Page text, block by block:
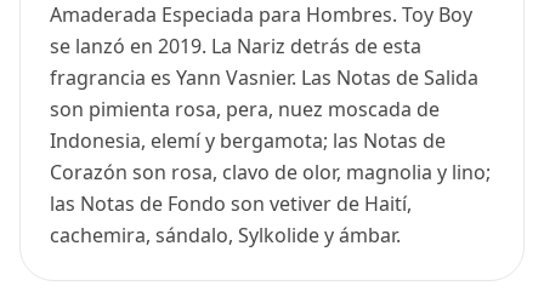
Amaderada Especiada para Hombres. Toy Boy
se lanzó en 2019. La Nariz detrás de esta
fragrancia es Yann Vasnier. Las Notas de Salida
son pimienta rosa, pera, nuez moscada de
Indonesia, elemí y bergamota; las Notas de
Corazón son rosa, clavo de olor, magnolia y lino;
las Notas de Fondo son vetiver de Haití,
cachemira, sándalo, Sylkolide y ámbar.